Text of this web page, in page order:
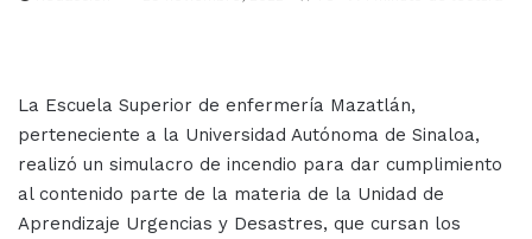
La Escuela Superior de enfermería Mazatlán,
perteneciente a la Universidad Autónoma de Sinaloa,
realizó un simulacro de incendio para dar cumplimiento
al contenido parte de la materia de la Unidad de
Aprendizaje Urgencias y Desastres, que cursan los